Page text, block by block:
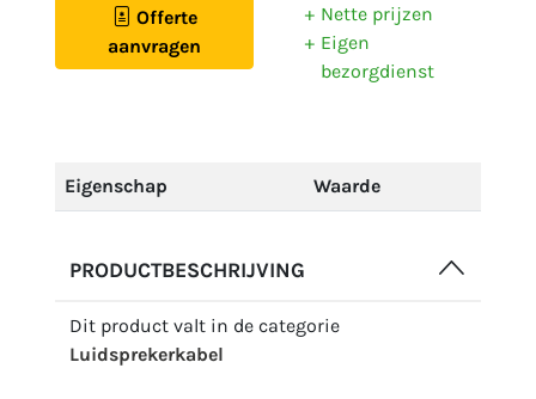
Offerte
aanvragen
Nette prijzen
Eigen
bezorgdienst
Eigenschap Waarde
PRODUCTBESCHRIJVING
Dit product valt in de categorie
Luidsprekerkabel